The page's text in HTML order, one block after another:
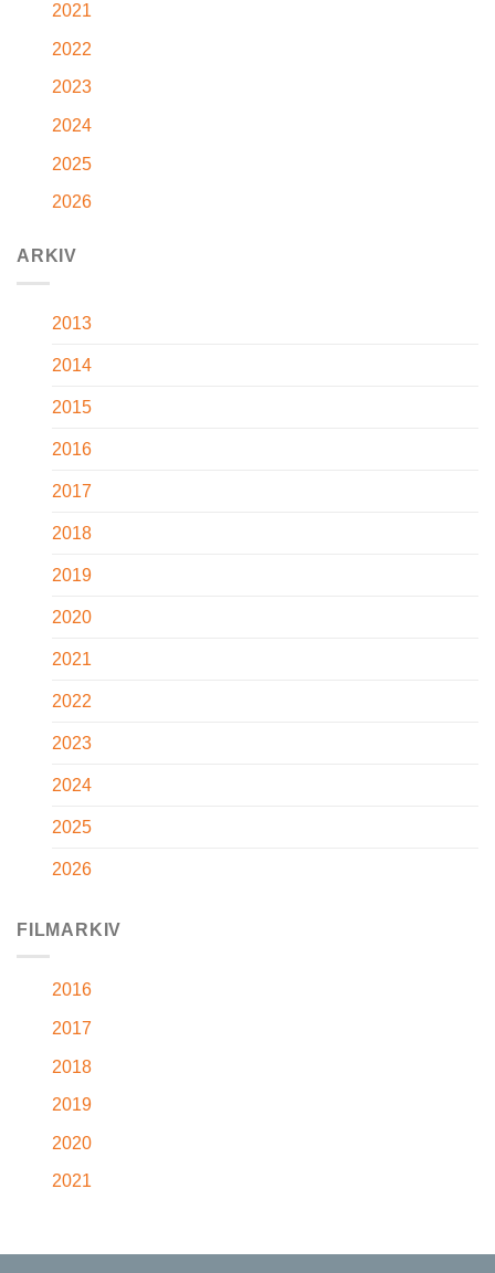
2021
2022
2023
2024
2025
2026
ARKIV
2013
2014
2015
2016
2017
2018
2019
2020
2021
2022
2023
2024
2025
2026
FILMARKIV
2016
2017
2018
2019
2020
2021